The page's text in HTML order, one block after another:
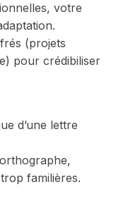
votre
(projets
pour crédibiliser
d’une lettre
familières.